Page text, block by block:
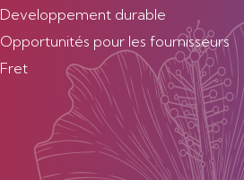
Developpement durable
Opportunités pour les fournisseurs
Fret